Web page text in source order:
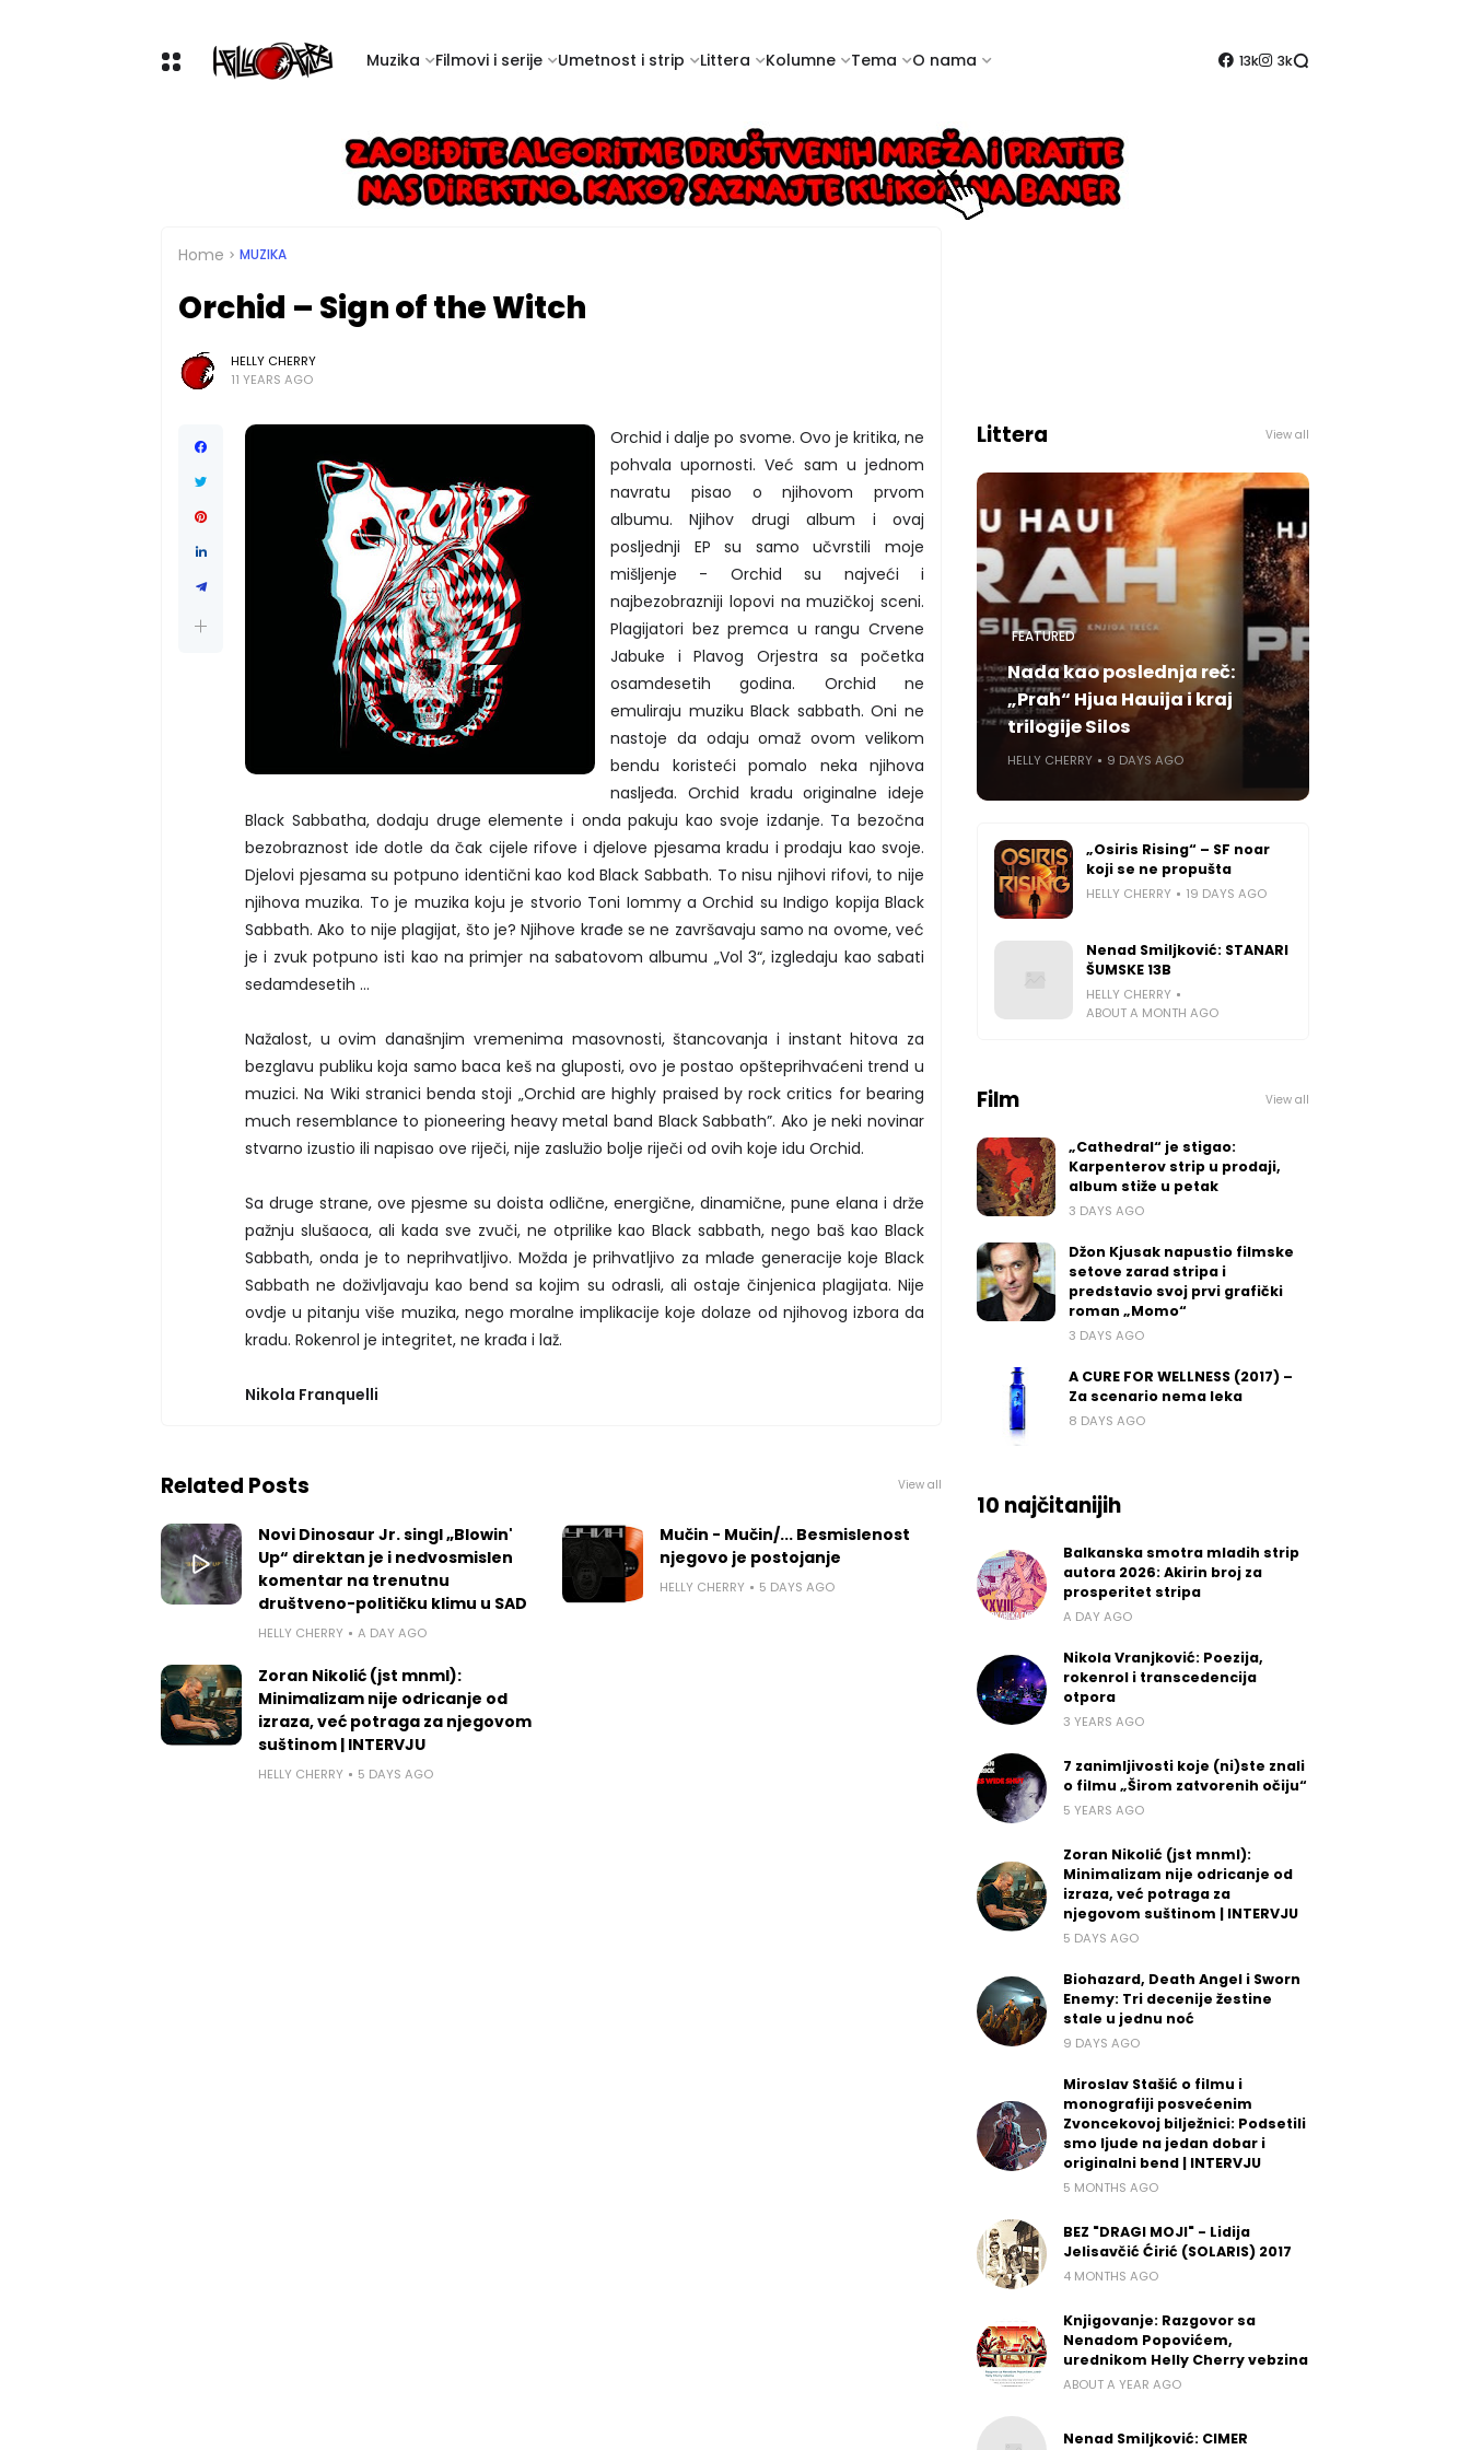
Muzika Filmovi i serije Umetnost i strip Littera Kolumne Tema O nama 13k 3k
Home MUZIKA
Orchid – Sign of the Witch
HELLY CHERRY
11 YEARS AGO
Orchid i dalje po svome. Ovo je kritika, ne
pohvala upornosti. Već sam u jednom
navratu pisao o njihovom prvom
albumu. Njihov drugi album i ovaj
posljednji EP su samo učvrstili moje
mišljenje - Orchid su najveći i
najbezobrazniji lopovi na muzičkoj sceni.
Plagijatori bez premca u rangu Crvene
Jabuke i Plavog Orjestra sa početka
osamdesetih godina. Orchid ne
emuliraju muziku Black sabbath. Oni ne
nastoje da odaju omaž ovom velikom
bendu koristeći pomalo neka njihova
nasljeđa. Orchid kradu originalne ideje
Black Sabbatha, dodaju druge elemente i onda pakuju kao svoje izdanje. Ta bezočna
bezobraznost ide dotle da čak cijele rifove i djelove pjesama kradu i prodaju kao svoje.
Djelovi pjesama su potpuno identični kao kod Black Sabbath. To nisu njihovi rifovi, to nije
njihova muzika. To je muzika koju je stvorio Toni Iommy a Orchid su Indigo kopija Black
Sabbath. Ako to nije plagijat, što je? Njihove krađe se ne završavaju samo na ovome, već
je i zvuk potpuno isti kao na primjer na sabatovom albumu „Vol 3“, izgledaju kao sabati
sedamdesetih …
Nažalost, u ovim današnjim vremenima masovnosti, štancovanja i instant hitova za
bezglavu publiku koja samo baca keš na gluposti, ovo je postao opšteprihvaćeni trend u
muzici. Na Wiki stranici benda stoji „Orchid are highly praised by rock critics for bearing
much resemblance to pioneering heavy metal band Black Sabbath”. Ako je neki novinar
stvarno izustio ili napisao ove riječi, nije zaslužio bolje riječi od ovih koje idu Orchid.
Sa druge strane, ove pjesme su doista odlične, energične, dinamične, pune elana i drže
pažnju slušaoca, ali kada sve zvuči, ne otprilike kao Black sabbath, nego baš kao Black
Sabbath, onda je to neprihvatljivo. Možda je prihvatljivo za mlađe generacije koje Black
Sabbath ne doživljavaju kao bend sa kojim su odrasli, ali ostaje činjenica plagijata. Nije
ovdje u pitanju više muzika, nego moralne implikacije koje dolaze od njihovog izbora da
kradu. Rokenrol je integritet, ne krađa i laž.
Nikola Franquelli
Related Posts View all
Novi Dinosaur Jr. singl „Blowin'
Up“ direktan je i nedvosmislen
komentar na trenutnu
društveno-političku klimu u SAD
HELLY CHERRY A DAY AGO
Mučin - Mučin/... Besmislenost
njegovo je postojanje
HELLY CHERRY 5 DAYS AGO
Zoran Nikolić (jst mnml):
Minimalizam nije odricanje od
izraza, već potraga za njegovom
suštinom | INTERVJU
HELLY CHERRY 5 DAYS AGO
Littera View all
FEATURED
Nada kao poslednja reč:
„Prah“ Hjua Hauija i kraj
trilogije Silos
HELLY CHERRY 9 DAYS AGO
„Osiris Rising“ – SF noar
koji se ne propušta
HELLY CHERRY 19 DAYS AGO
Nenad Smiljković: STANARI
ŠUMSKE 13B
HELLY CHERRY
ABOUT A MONTH AGO
Film View all
„Cathedral“ je stigao:
Karpenterov strip u prodaji,
album stiže u petak
3 DAYS AGO
Džon Kjusak napustio filmske
setove zarad stripa i
predstavio svoj prvi grafički
roman „Momo“
3 DAYS AGO
A CURE FOR WELLNESS (2017) –
Za scenario nema leka
8 DAYS AGO
10 najčitanijih
Balkanska smotra mladih strip
autora 2026: Akirin broj za
prosperitet stripa
A DAY AGO
Nikola Vranjković: Poezija,
rokenrol i transcedencija
otpora
3 YEARS AGO
7 zanimljivosti koje (ni)ste znali
o filmu „Širom zatvorenih očiju“
5 YEARS AGO
Zoran Nikolić (jst mnml):
Minimalizam nije odricanje od
izraza, već potraga za
njegovom suštinom | INTERVJU
5 DAYS AGO
Biohazard, Death Angel i Sworn
Enemy: Tri decenije žestine
stale u jednu noć
9 DAYS AGO
Miroslav Stašić o filmu i
monografiji posvećenim
Zvoncekovoj bilježnici: Podsetili
smo ljude na jedan dobar i
originalni bend | INTERVJU
5 MONTHS AGO
BEZ "DRAGI MOJI" - Lidija
Jelisavčić Ćirić (SOLARIS) 2017
4 MONTHS AGO
Knjigovanje: Razgovor sa
Nenadom Popovićem,
urednikom Helly Cherry vebzina
ABOUT A YEAR AGO
Nenad Smiljković: CIMER